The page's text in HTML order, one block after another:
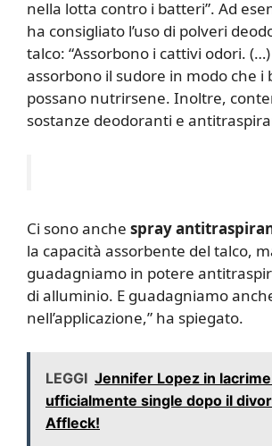
nella lotta contro i batteri”. Ad
ha consigliato l’uso di polveri
talco: “Assorbono i cattivi odori.
assorbono il sudore in modo che i
possano nutrirsene. Inoltre,
sostanze deodoranti e
Ci sono anche spray
la capacità assorbente del talco,
guadagniamo in potere
di alluminio. E guadagniamo
nell’applicazione,” ha spiegato.
LEGGI Jennifer Lopez in
ufficialmente single dopo il
Affleck!